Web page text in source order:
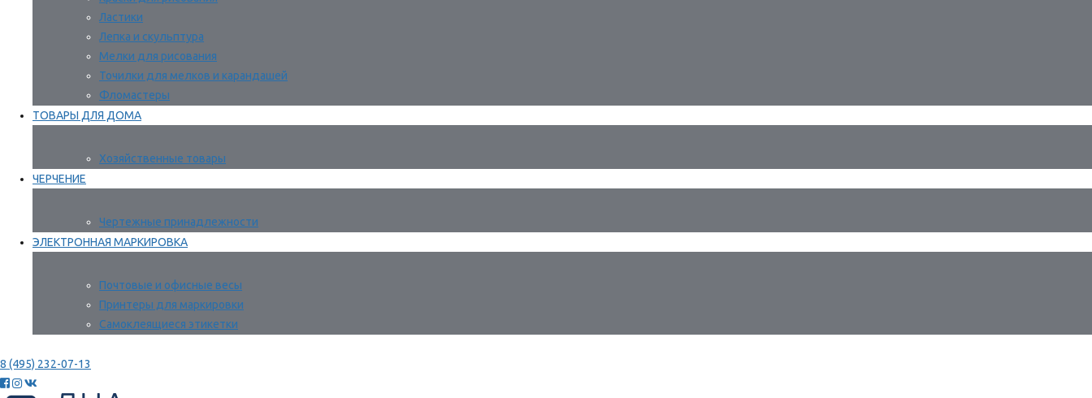
Ластики
Лепка и скульптура
Мелки для рисования
Точилки для мелков и карандашей
Фломастеры
ТОВАРЫ ДЛЯ ДОМА
Хозяйственные товары
ЧЕРЧЕНИЕ
Чертежные принадлежности
ЭЛЕКТРОННАЯ МАРКИРОВКА
Почтовые и офисные весы
Принтеры для маркировки
Самоклеящиеся этикетки
8 (495) 232-07-13